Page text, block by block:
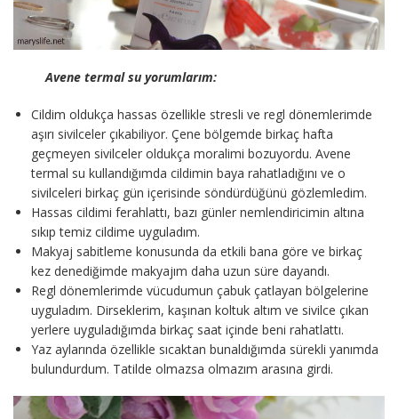
Avene termal su yorumlarım:
Cildim oldukça hassas özellikle stresli ve regl dönemlerimde
aşırı sivilceler çıkabiliyor. Çene bölgemde birkaç hafta
geçmeyen sivilceler oldukça moralimi bozuyordu. Avene
termal su kullandığımda cildimin baya rahatladığını ve o
sivilceleri birkaç gün içerisinde söndürdüğünü gözlemledim.
Hassas cildimi ferahlattı, bazı günler nemlendiricimin altına
sıkıp temiz cildime uyguladım.
Makyaj sabitleme konusunda da etkili bana göre ve birkaç
kez denediğimde makyajım daha uzun süre dayandı.
Regl dönemlerimde vücudumun çabuk çatlayan bölgelerine
uyguladım. Dirseklerim, kaşınan koltuk altım ve sivilce çıkan
yerlere uyguladığımda birkaç saat içinde beni rahatlattı.
Yaz aylarında özellikle sıcaktan bunaldığımda sürekli yanımda
bulundurdum. Tatilde olmazsa olmazım arasına girdi.